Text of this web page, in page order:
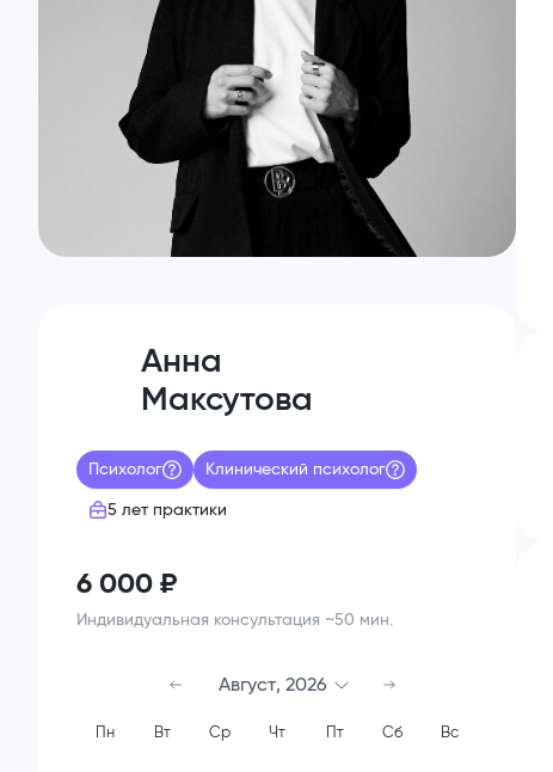
Анна
Максутова
Психолог Клинический психолог
5 летпрактики
6 000 ₽
Индивидуальная консультация ~50 мин.
Август, 2026
Пн Вт Ср Чт Пт Сб Вс